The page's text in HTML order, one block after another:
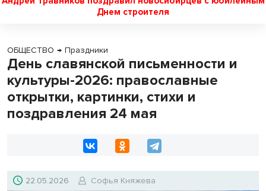
Днем строителя
ОБЩЕСТВО → Праздники
День славянской письменности и
культуры-2026: православные
открытки, картинки, стихи и
поздравления 24 мая
22.05.2026 Софья Княжева